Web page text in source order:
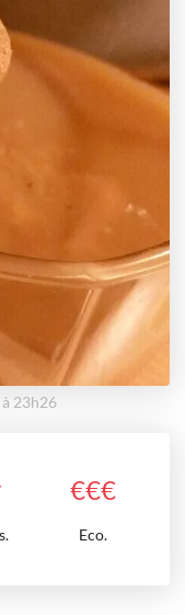
23h26
€€€
Eco.